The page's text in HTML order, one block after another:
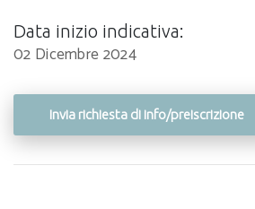
Data inizio indicativa:
02 Dicembre 2024
Invia richiesta di info/preiscrizione